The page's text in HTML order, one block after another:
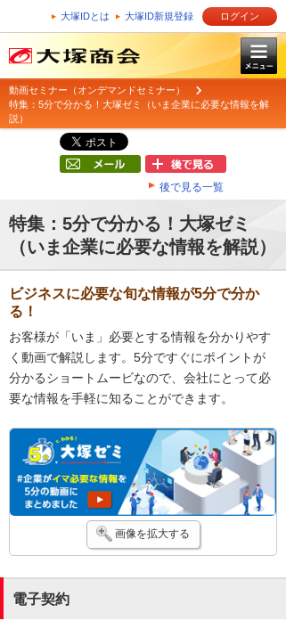
大塚IDとは 大塚ID新規登録 ログイン
動画セミナー（オンデマンドセミナー）
特集：5分で分かる！大塚ゼミ（いま企業に必要な情報を解
説）
後で見る一覧
特集：5分で分かる！大塚ゼミ
（いま企業に必要な情報を解説）
ビジネスに必要な旬な情報が5分で分か
る！
お客様が「いま」必要とする情報を分かりやす
く動画で解説します。5分ですぐにポイントが
分かるショートムービなので、会社にとって必
要な情報を手軽に知ることができます。
画像を拡大する
電子契約